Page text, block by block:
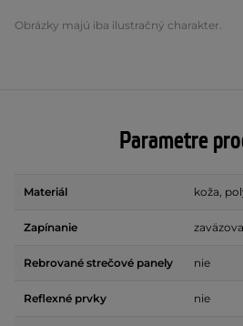
Obrázky majú iba ilustračný charakter.
Parametre
Materiál koža,
Zapínanie
Rebrované strečové panely nie
Reflexné prvky nie